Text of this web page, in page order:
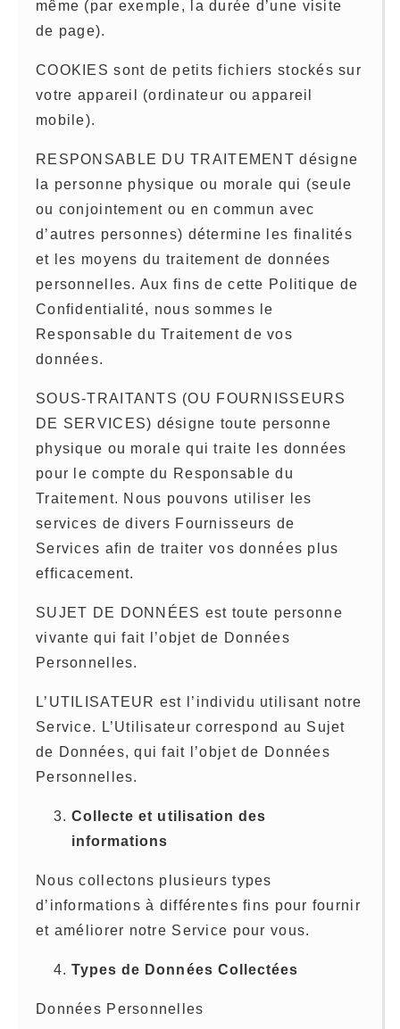
même (par exemple, la durée d’une visite
de page).
COOKIES sont de petits fichiers stockés sur
votre appareil (ordinateur ou appareil
mobile).
RESPONSABLE DU TRAITEMENT désigne
la personne physique ou morale qui (seule
ou conjointement ou en commun avec
d’autres personnes) détermine les finalités
et les moyens du traitement de données
personnelles. Aux fins de cette Politique de
Confidentialité, nous sommes le
Responsable du Traitement de vos
données.
SOUS-TRAITANTS (OU FOURNISSEURS
DE SERVICES) désigne toute personne
physique ou morale qui traite les données
pour le compte du Responsable du
Traitement. Nous pouvons utiliser les
services de divers Fournisseurs de
Services afin de traiter vos données plus
efficacement.
SUJET DE DONNÉES est toute personne
vivante qui fait l’objet de Données
Personnelles.
L’UTILISATEUR est l’individu utilisant notre
Service. L’Utilisateur correspond au Sujet
de Données, qui fait l’objet de Données
Personnelles.
Collecte et utilisation des
informations
Nous collectons plusieurs types
d’informations à différentes fins pour fournir
et améliorer notre Service pour vous.
Types de Données Collectées
Données Personnelles